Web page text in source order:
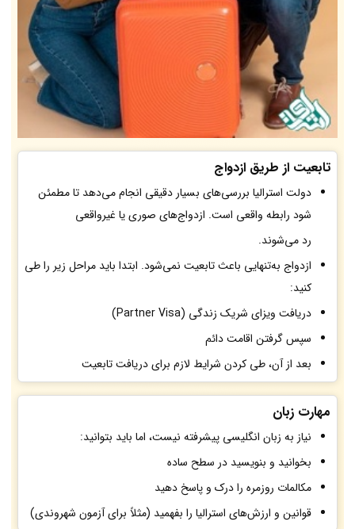
تابعیت از طریق ازدواج
دولت استرالیا بررسی‌های بسیار دقیقی انجام می‌دهد تا مطمئن
شود رابطه واقعی است. ازدواج‌های صوری یا غیرواقعی
رد می‌شوند.
ازدواج به‌تنهایی باعث تابعیت نمی‌شود. ابتدا باید مراحل زیر را طی
کنید:
دریافت ویزای شریک زندگی (Partner Visa)
سپس گرفتن اقامت دائم
بعد از آن، طی کردن شرایط لازم برای دریافت تابعیت
مهارت زبان
نیاز به زبان انگلیسی پیشرفته نیست، اما باید بتوانید:
بخوانید و بنویسید در سطح ساده
مکالمات روزمره را درک و پاسخ دهید
قوانین و ارزش‌های استرالیا را بفهمید (مثلاً برای آزمون شهروندی)